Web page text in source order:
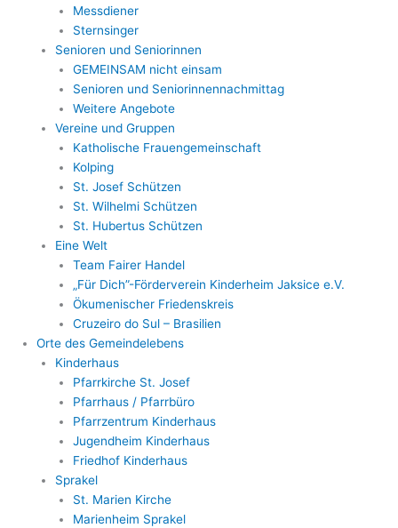
Messdiener
Sternsinger
Senioren und Seniorinnen
GEMEINSAM nicht einsam
Senioren und Seniorinnennachmittag
Weitere Angebote
Vereine und Gruppen
Katholische Frauengemeinschaft
Kolping
St. Josef Schützen
St. Wilhelmi Schützen
St. Hubertus Schützen
Eine Welt
Team Fairer Handel
„Für Dich”-Förderverein Kinderheim Jaksice e.V.
Ökumenischer Friedenskreis
Cruzeiro do Sul – Brasilien
Orte des Gemeindelebens
Kinderhaus
Pfarrkirche St. Josef
Pfarrhaus / Pfarrbüro
Pfarrzentrum Kinderhaus
Jugendheim Kinderhaus
Friedhof Kinderhaus
Sprakel
St. Marien Kirche
Marienheim Sprakel